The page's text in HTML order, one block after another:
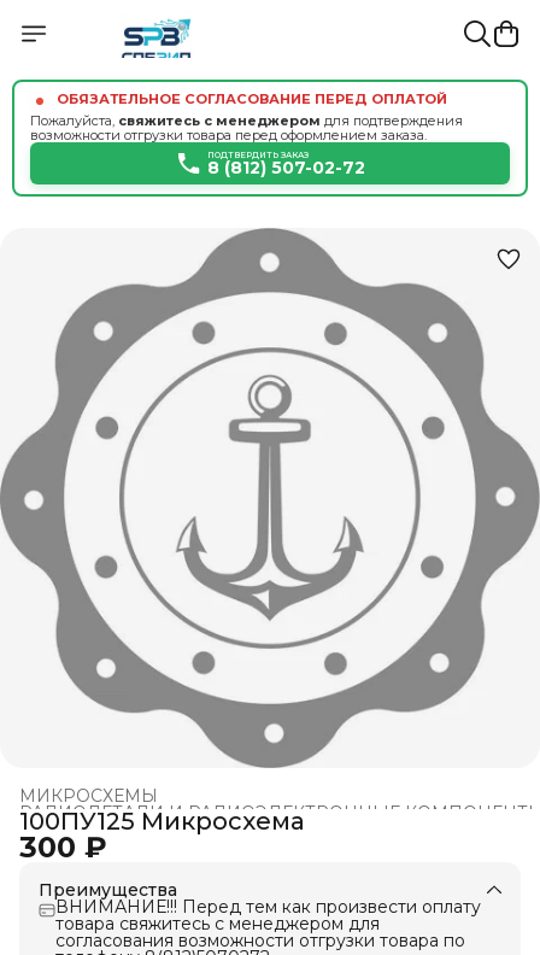
ОБЯЗАТЕЛЬНОЕ СОГЛАСОВАНИЕ ПЕРЕД ОПЛАТОЙ
Пожалуйста, свяжитесь с менеджером для подтверждения
возможности отгрузки товара перед оформлением заказа.
ПОДТВЕРДИТЬ ЗАКАЗ
8 (812) 507-02-72
МИКРОСХЕМЫ
РАДИОДЕТАЛИ И РАДИОЭЛЕКТРОННЫЕ
Главная
100ПУ125 Микросхема
300 ₽
Преимущества
ВНИМАНИЕ!!! Перед тем как произвести оплату
товара свяжитесь с менеджером для
согласования возможности отгрузки товара по